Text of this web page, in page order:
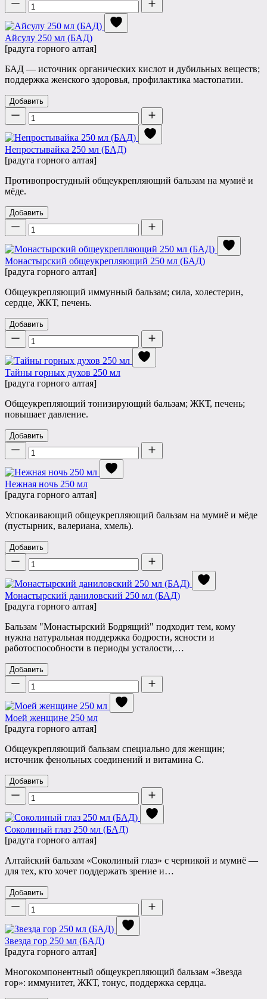
Айсулу 250 мл (БАД)
[радуга горного алтая]
БАД — источник органических кислот и дубильных веществ;
поддержка женского здоровья, профилактика мастопатии.
Добавить
Количество
Непростывайка 250 мл (БАД)
[радуга горного алтая]
Противопростудный общеукрепляющий бальзам на мумиё и
мёде.
Добавить
Количество
Монастырский общеукрепляющий 250 мл (БАД)
[радуга горного алтая]
Общеукрепляющий иммунный бальзам; сила, холестерин,
сердце, ЖКТ, печень.
Добавить
Количество
Тайны горных духов 250 мл
[радуга горного алтая]
Общеукрепляющий тонизирующий бальзам; ЖКТ, печень;
повышает давление.
Добавить
Количество
Нежная ночь 250 мл
[радуга горного алтая]
Успокаивающий общеукрепляющий бальзам на мумиё и мёде
(пустырник, валериана, хмель).
Добавить
Количество
Монастырский даниловский 250 мл (БАД)
[радуга горного алтая]
Бальзам "Монастырский Бодрящий" подходит тем, кому
нужна натуральная поддержка бодрости, ясности и
работоспособности в периоды усталости,…
Добавить
Количество
Моей женщине 250 мл
[радуга горного алтая]
Общеукрепляющий бальзам специально для женщин;
источник фенольных соединений и витамина C.
Добавить
Количество
Соколиный глаз 250 мл (БАД)
[радуга горного алтая]
Алтайский бальзам «Соколиный глаз» с черникой и мумиё —
для тех, кто хочет поддержать зрение и…
Добавить
Количество
Звезда гор 250 мл (БАД)
[радуга горного алтая]
Многокомпонентный общеукрепляющий бальзам «Звезда
гор»: иммунитет, ЖКТ, тонус, поддержка сердца.